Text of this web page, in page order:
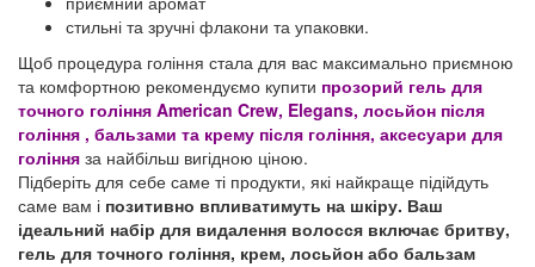
стильні та зручні флакони та упаковки.
Щоб процедура гоління стала для вас максимально приємною
та комфортною рекомендуємо купити прозорий гель для
точного гоління American Crew, Elegans, лосьйон після
гоління , бальзами та крему після гоління, аксесуари для
гоління за найбільш вигідною ціною.
Підберіть для себе саме ті продукти, які найкраще підійдуть
саме вам і позитивно впливатимуть на шкіру. Ваш
ідеальний набір для видалення волосся включає бритву,
гель для точного гоління, крем, лосьйон або бальзам